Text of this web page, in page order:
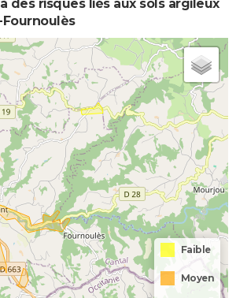
des risques liés aux sols argileux
Faible
Moyen